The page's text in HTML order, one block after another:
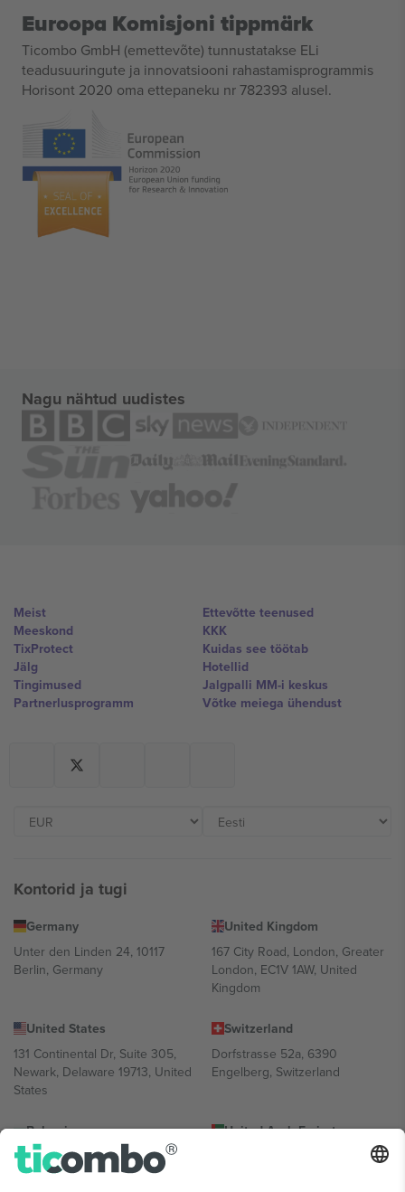
Euroopa Komisjoni tippmärk
Ticombo GmbH (emettevõte) tunnustatakse ELi
teadusuuringute ja innovatsiooni rahastamisprogrammis
Horisont 2020 oma ettepaneku nr 782393 alusel.
Nagu nähtud uudistes
Meist
Meeskond
TixProtect
Jälg
Tingimused
Partnerlusprogramm
Ettevõtte teenused
KKK
Kuidas see töötab
Hotellid
Jalgpalli MM-i keskus
Võtke meiega ühendust
Kontorid ja tugi
Germany
Unter den Linden 24, 10117
Berlin, Germany
United Kingdom
167 City Road, London, Greater
London, EC1V 1AW, United
Kingdom
United States
131 Continental Dr, Suite 305,
Newark, Delaware 19713, United
States
Switzerland
Dorfstrasse 52a, 6390
Engelberg, Switzerland
Bulgaria
Regus Sofia City West, bul
Totleben 53-55, 1606 Sofia,
United Arab Emirates
UAE Dubai Silicon Oasis, DDP